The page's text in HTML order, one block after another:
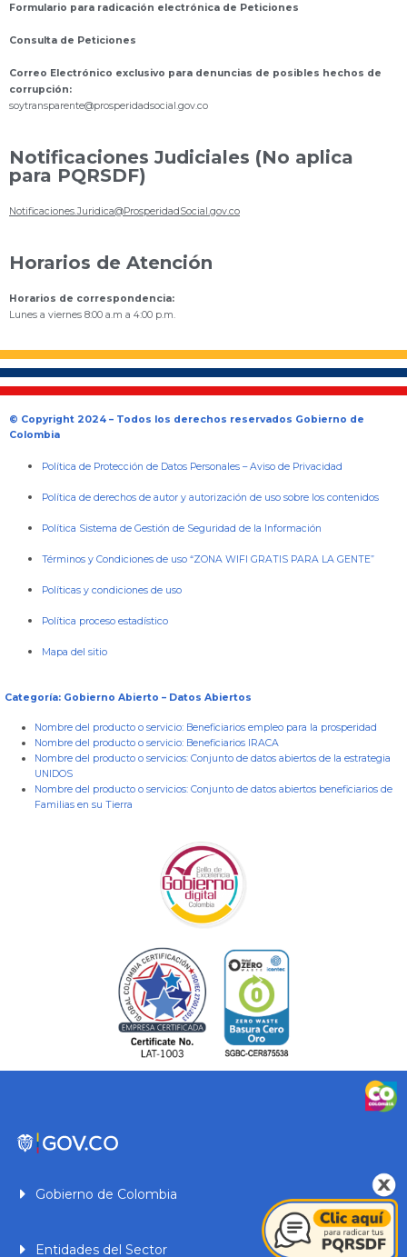
Formulario para radicación electrónica de Peticiones
Consulta de Peticiones
Correo Electrónico exclusivo para denuncias de posibles hechos de
corrupción:
soytransparente@prosperidadsocial.gov.co
Notificaciones Judiciales (No aplica
para PQRSDF)
Notificaciones.Juridica@ProsperidadSocial.gov.co
Horarios de Atención
Horarios de correspondencia:
Lunes a viernes 8:00 a.m a 4:00 p.m.
© Copyright 2024 – Todos los derechos reservados Gobierno de
Colombia
Política de Protección de Datos Personales –Aviso de Privacidad
Política de derechos de autor y autorización de uso sobre los contenidos
Política Sistema de Gestión de Seguridad de la Información
Términos y Condiciones de uso “ZONA WIFI GRATIS PARA LA GENTE”
Políticas y condiciones de uso
Política proceso estadístico
Mapa del sitio
Categoría: Gobierno Abierto – Datos Abiertos
Nombre del producto o servicio: Beneficiarios empleo para la prosperidad
Nombre del producto o servicio: Beneficiarios IRACA
Nombre del producto o servicios: Conjunto de datos abiertos de la estrategia
UNIDOS
Nombre del producto o servicios: Conjunto de datos abiertos beneficiarios de
Familias en su Tierra
Gobierno de Colombia
Entidades del Sector